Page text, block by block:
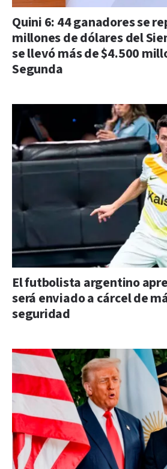
Quini 6: 44 ganadores se
millones de dólares del
se llevó más de $4.500
Segunda
El futbolista argentino
será enviado a cárcel de
seguridad